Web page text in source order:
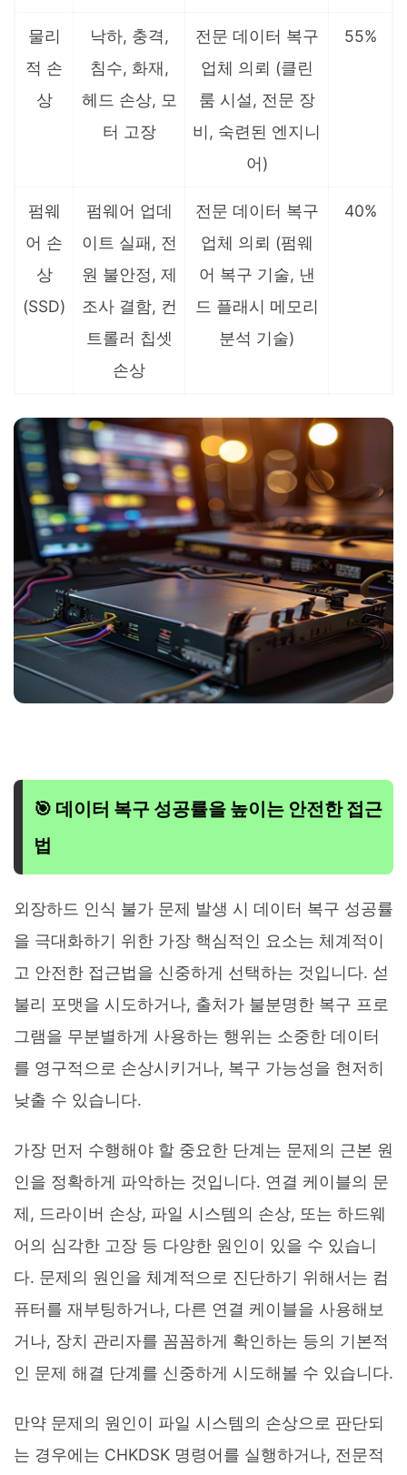
물리
적 손
상
낙하, 충격,
침수, 화재,
헤드 손상, 모
터 고장
전문 데이터 복구
업체 의뢰 (클린
룸 시설, 전문 장
비, 숙련된 엔지니
어)
55%
펌웨
어 손
상
(SSD)
펌웨어 업데
이트 실패, 전
원 불안정, 제
조사 결함, 컨
트롤러 칩셋
손상
전문 데이터 복구
업체 의뢰 (펌웨
어 복구 기술, 낸
드 플래시 메모리
분석 기술)
40%
🎯 데이터 복구 성공률을 높이는 안전한 접근
법
외장하드 인식 불가 문제 발생 시 데이터 복구 성공률
을 극대화하기 위한 가장 핵심적인 요소는 체계적이
고 안전한 접근법을 신중하게 선택하는 것입니다. 섣
불리 포맷을 시도하거나, 출처가 불분명한 복구 프로
그램을 무분별하게 사용하는 행위는 소중한 데이터
를 영구적으로 손상시키거나, 복구 가능성을 현저히
낮출 수 있습니다.
가장 먼저 수행해야 할 중요한 단계는 문제의 근본 원
인을 정확하게 파악하는 것입니다. 연결 케이블의 문
제, 드라이버 손상, 파일 시스템의 손상, 또는 하드웨
어의 심각한 고장 등 다양한 원인이 있을 수 있습니
다. 문제의 원인을 체계적으로 진단하기 위해서는 컴
퓨터를 재부팅하거나, 다른 연결 케이블을 사용해보
거나, 장치 관리자를 꼼꼼하게 확인하는 등의 기본적
인 문제 해결 단계를 신중하게 시도해볼 수 있습니다.
만약 문제의 원인이 파일 시스템의 손상으로 판단되
는 경우에는 CHKDSK 명령어를 실행하거나, 전문적